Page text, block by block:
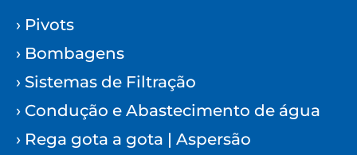
› Pivots
› Bombagens
› Sistemas de Filtração
› Condução e Abastecimento de água
› Rega gota a gota | Aspersão